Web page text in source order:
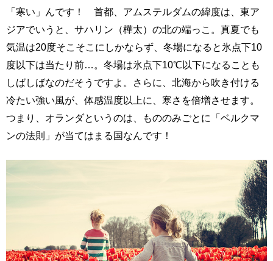
「寒い」んです！ 首都、アムステルダムの緯度は、東ア
ジアでいうと、サハリン（樺太）の北の端っこ。真夏でも
気温は20度そこそこにしかならず、冬場になると氷点下10
度以下は当たり前…。冬場は氷点下10℃以下になることも
しばしばなのだそうですよ。さらに、北海から吹き付ける
冷たい強い風が、体感温度以上に、寒さを倍増させます。
つまり、オランダというのは、もののみごとに「ベルクマ
ンの法則」が当てはまる国なんです！